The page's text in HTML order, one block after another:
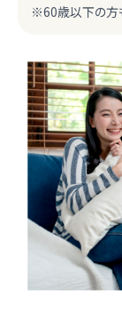
※60歳以下の方